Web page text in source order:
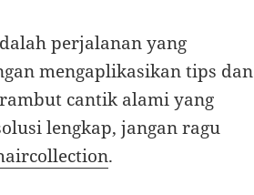
perjalanan yang
mengaplikasikan tips dan
cantik alami yang
lengkap, jangan ragu
.